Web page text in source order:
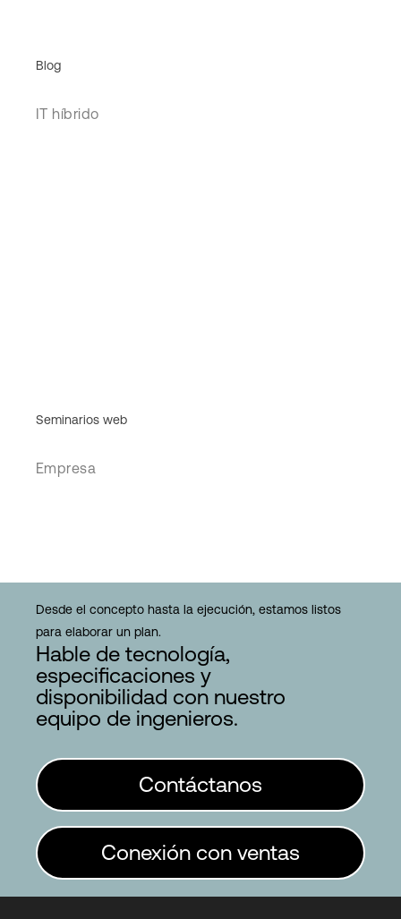
Blog
IT híbrido
Seminarios web
Empresa
Desde el concepto hasta la ejecución, estamos listos
para elaborar un plan.
Hable de tecnología,
especificaciones y
disponibilidad con nuestro
equipo de ingenieros.
Contáctanos
Conexión con ventas